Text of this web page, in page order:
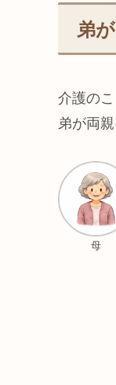
弟
介護のこ
弟が両
母